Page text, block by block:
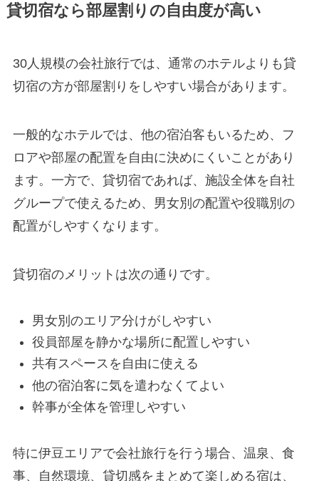
貸切宿なら部屋割りの自由度が高い
30人規模の会社旅行では、通常のホテルよりも貸
切宿の方が部屋割りをしやすい場合があります。
一般的なホテルでは、他の宿泊客もいるため、フ
ロアや部屋の配置を自由に決めにくいことがあり
ます。一方で、貸切宿であれば、施設全体を自社
グループで使えるため、男女別の配置や役職別の
配置がしやすくなります。
貸切宿のメリットは次の通りです。
男女別のエリア分けがしやすい
役員部屋を静かな場所に配置しやすい
共有スペースを自由に使える
他の宿泊客に気を遣わなくてよい
幹事が全体を管理しやすい
特に伊豆エリアで会社旅行を行う場合、温泉、食
事、自然環境、貸切感をまとめて楽しめる宿は、